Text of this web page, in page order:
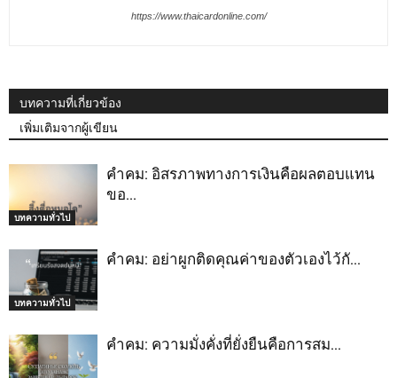
https://www.thaicardonline.com/
บทความที่เกี่ยวข้อง
เพิ่มเติมจากผู้เขียน
บทความทั่วไป
คำคม: อิสรภาพทางการเงินคือผลตอบแทน
ขอ…
บทความทั่วไป
คำคม: อย่าผูกติดคุณค่าของตัวเองไว้กั…
คำคม: ความมั่งคั่งที่ยั่งยืนคือการสม…